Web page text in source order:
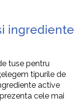
ingrediente
tuse pentru
tipurile de
active
cele mai